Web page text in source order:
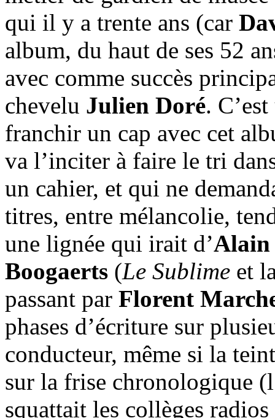
qui il y a trente ans (car
album, du haut de ses 52
avec comme succès
chevelu Julien Doré.
franchir un cap avec cet
va l’inciter à faire le tri
un cahier, et qui ne
titres, entre mélancolie,
une lignée qui irait d’Alain
Boogaerts (Le Sublime et
passant par Florent
phases d’écriture sur
conducteur, même si la
sur la frise chronologique
squattait les collèges